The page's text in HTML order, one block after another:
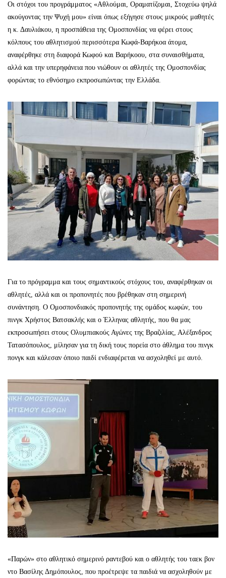
Οι στόχοι του προγράμματος «Αθλούμαι, Οραματίζομαι, Στοχεύω ψηλά
ακούγοντας την Ψυχή μου» είναι όπως εξήγησε στους μικρούς μαθητές
η κ. Δαυλιάκου, η προσπάθεια της Ομοσπονδίας να φέρει στους
κόλπους του αθλητισμού περισσότερα Κωφά-Βαρήκοα άτομα,
αναφέρθηκε στη διαφορά Κωφού και Βαρήκοου, στα συναισθήματα,
αλλά και την υπερηφάνεια που νιώθουν οι αθλητές της Ομοσπονδίας
φορώντας το εθνόσημο εκπροσωπώντας την Ελλάδα.
Για το πρόγραμμα και τους σημαντικούς στόχους του, αναφέρθηκαν οι
αθλητές, αλλά και οι προπονητές που βρέθηκαν στη σημερινή
συνάντηση. Ο Ομοσπονδιακός προπονητής της ομάδος κωφών, του
πινγκ Χρήστος Βατσακλής και ο Έλληνας αθλητής, που θα μας
εκπροσωπήσει στους Ολυμπιακούς Αγώνες της Βραζιλίας, Αλέξανδρος
Τατασόπουλος, μίλησαν για τη δική τους πορεία στο άθλημα του πινγκ
πονγκ και κάλεσαν όποιο παιδί ενδιαφέρεται να ασχοληθεί με αυτό.
«Παρών» στο αθλητικό σημερινό ραντεβού και ο αθλητής του ταεκ βον
ντο Βασίλης Δημόπουλος, που προέτρεψε τα παιδιά να ασχοληθούν με